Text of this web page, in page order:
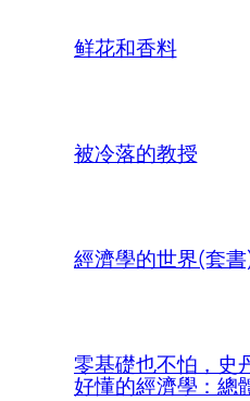
鲜花和香料
被冷落的教授
經濟學的世界(套
零基礎也不怕，史
好懂的經濟學：總